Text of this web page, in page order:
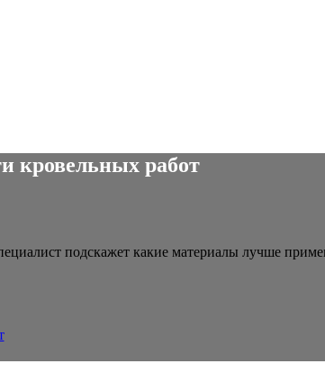
кровельных работ
подскажет какие материалы лучше